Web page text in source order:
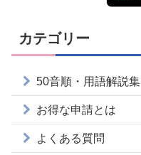
カテゴリー
50音順・用語解説集
お得な申請とは
よくある質問